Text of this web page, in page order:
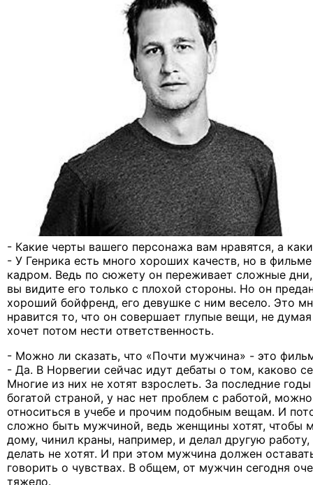
- Какие черты вашего персонажа вам нравятся, а
- У Генрика есть много хороших качеств, но в
кадром. Ведь по сюжету он переживает сложные
вы видите его только с плохой стороны. Но он
хороший бойфренд, его девушке с ним весело. Это
нравится то, что он совершает глупые вещи, не
хочет потом нести ответственность.
- Можно ли сказать, что «Почти мужчина» - это
- Да. В Норвегии сейчас идут дебаты о том, каково
Многие из них не хотят взрослеть. За последние
богатой страной, у нас нет проблем с работой,
относиться в учебе и прочим подобным вещам. И
сложно быть мужчиной, ведь женщины хотят, чтобы
дому, чинил краны, например, и делал другую
делать не хотят. И при этом мужчина должен
говорить о чувствах. В общем, от мужчин сегодня
тяжело.